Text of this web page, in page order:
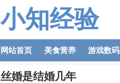
小知经验
网站首页 美食营养 游戏数码
丝婚是结婚几年